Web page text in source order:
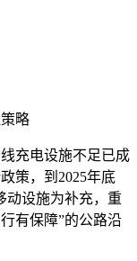
略
充电设施不足已成
策，到2025年底
动设施为补充，重
有保障”的公路沿